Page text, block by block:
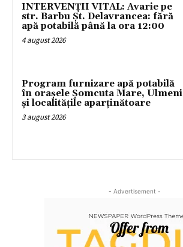
INTERVENȚII VITAL: Avarie pe
str. Barbu Șt. Delavrancea: fără
apă potabilă până la ora 12:00
4 august 2026
Program furnizare apă potabilă
în orașele Șomcuta Mare, Ulmeni
și localitățile aparținătoare
3 august 2026
- Advertisement -